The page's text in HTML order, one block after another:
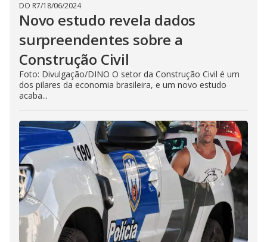
DO R7/18/06/2024
Novo estudo revela dados
surpreendentes sobre a
Construção Civil
Foto: Divulgação/DINO O setor da Construção Civil é um
dos pilares da economia brasileira, e um novo estudo
acaba...